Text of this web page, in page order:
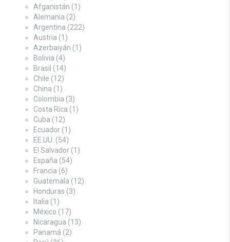
Afganistán (1)
Alemania (2)
Argentina (222)
Austria (1)
Azerbaiyán (1)
Bolivia (4)
Brasil (14)
Chile (12)
China (1)
Colombia (3)
Costa Rica (1)
Cuba (12)
Ecuador (1)
EE.UU. (54)
El Salvador (1)
España (54)
Francia (6)
Guatemala (12)
Honduras (3)
Italia (1)
México (17)
Nicaragua (13)
Panamá (2)